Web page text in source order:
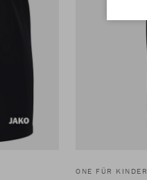
ONE FÜR KINDER